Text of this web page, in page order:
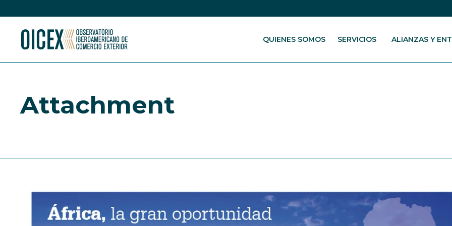
QUIENES SOMOS SERVICIOS ALIANZAS Y
Attachment